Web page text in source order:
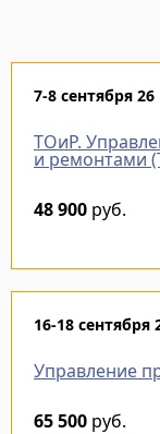
7-8 сентября 26
ТОиР.
и ремонтами
48 900 руб.
16-18 сентября
Управление
65 500 руб.